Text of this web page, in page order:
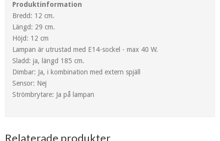
Produktinformation
Bredd: 12 cm.
Längd: 29 cm.
Höjd: 12 cm
Lampan är utrustad med E14-sockel - max 40 W.
Sladd: ja, längd 185 cm.
Dimbar: Ja, i kombination med extern spjäll
Sensor: Nej
Strömbrytare: Ja på lampan
Relaterade produkter